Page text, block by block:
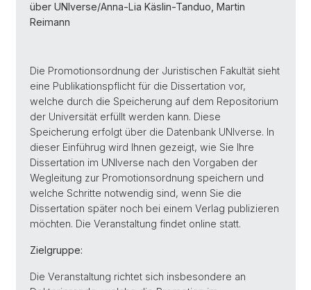
über UNIverse/Anna-Lia Käslin-Tanduo, Martin
Reimann
Die Promotionsordnung der Juristischen Fakultät sieht
eine Publikationspflicht für die Dissertation vor,
welche durch die Speicherung auf dem Repositorium
der Universität erfüllt werden kann. Diese
Speicherung erfolgt über die Datenbank UNIverse. In
dieser Einführug wird Ihnen gezeigt, wie Sie Ihre
Dissertation im UNIverse nach den Vorgaben der
Wegleitung zur Promotionsordnung speichern und
welche Schritte notwendig sind, wenn Sie die
Dissertation später noch bei einem Verlag publizieren
möchten. Die Veranstaltung findet online statt.
Zielgruppe:
Die Veranstaltung richtet sich insbesondere an